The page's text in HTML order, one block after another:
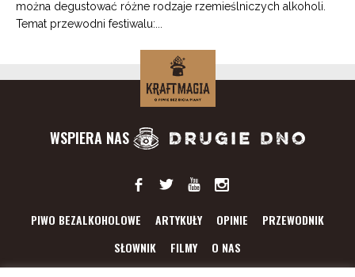
można degustować różne rodzaje rzemieślniczych alkoholi.
Temat przewodni festiwalu:...
WSPIERA NAS
PIWO BEZALKOHOLOWE ARTYKUŁY OPINIE
PRZEWODNIK
SŁOWNIK
FILMY O NAS